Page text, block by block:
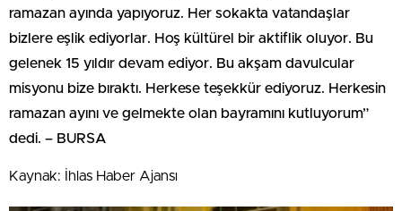
ramazan ayında yapıyoruz. Her sokakta vatandaşlar
bizlere eşlik ediyorlar. Hoş kültürel bir aktiflik oluyor. Bu
gelenek 15 yıldır devam ediyor. Bu akşam davulcular
misyonu bize bıraktı. Herkese teşekkür ediyoruz. Herkesin
ramazan ayını ve gelmekte olan bayramını kutluyorum”
dedi. – BURSA
Kaynak: İhlas Haber Ajansı